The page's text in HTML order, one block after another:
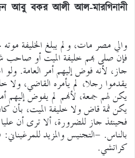
আবু বকর আলী আল-মারগিনানী
والي مصر مات، ولم يبلغ الخليفة
فإن صلى بهم خليفة الميت أو صاحب
جاز، لأنه فوض إليهم أمر العامة.
يقدموا رجلا، لم يأمره القاضي، ولا
يكن لهم جمعة، لأنهم لم يفوض إليهم
يكن ثمة قاض ولا خليفة الميت، بأن
فحينئذ جاز للضرورة، ألا ترى أن
كراتشي.